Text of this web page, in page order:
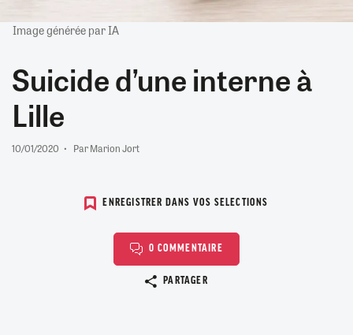
Image générée par IA
Suicide d’une interne à
Lille
10/01/2020 Par Marion Jort
ENREGISTRER DANS VOS SELECTIONS
0 COMMENTAIRE
PARTAGER